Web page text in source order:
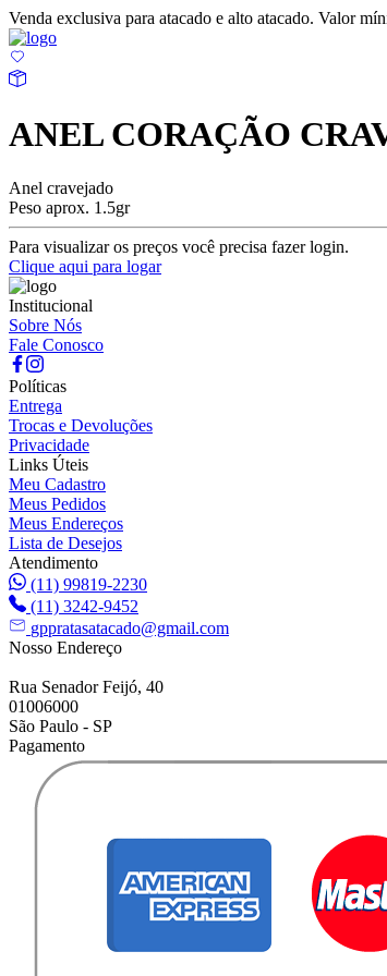
Venda exclusiva para atacado e alto atacado. Valor
ANEL CORAÇÃO
Anel cravejado
Peso aprox. 1.5gr
Para visualizar os preços você precisa fazer login.
Clique aqui para logar
Institucional
Sobre Nós
Fale Conosco
Políticas
Entrega
Trocas e Devoluções
Privacidade
Links Úteis
Meu Cadastro
Meus Pedidos
Meus Endereços
Lista de Desejos
Atendimento
(11) 99819-2230
(11) 3242-9452
gppratasatacado@gmail.com
Nosso Endereço
Rua Senador Feijó, 40
01006000
São Paulo - SP
Pagamento